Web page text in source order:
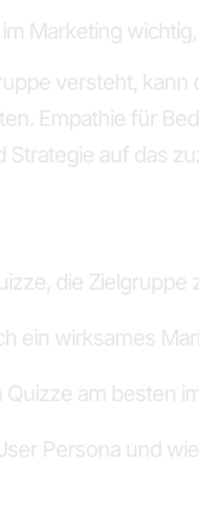
Marketing
versteht,
Empathie für
Strategie auf das
die Zielgruppe
ein wirksames
Quizze am besten
Persona und